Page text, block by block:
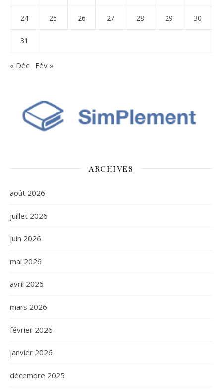
24 25 26 27 28 29 30
31
« Déc Fév »
ARCHIVES
août 2026
juillet 2026
juin 2026
mai 2026
avril 2026
mars 2026
février 2026
janvier 2026
décembre 2025